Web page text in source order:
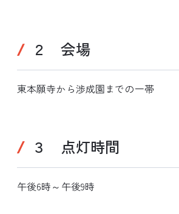
２ 会場
東本願寺から渉成園までの一帯
３ 点灯時間
午後6時～午後9時